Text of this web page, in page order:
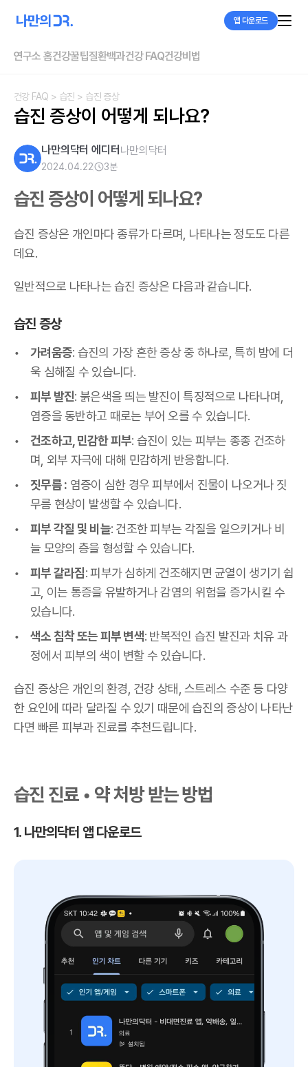
앱 다운로드
연구소 홈건강꿀팁질환백과건강 FAQ건강비법
건강 FAQ > 습진 > 습진 증상
습진 증상이 어떻게 되나요?
나만의닥터 에디터 나만의닥터
2024.04.22 3분
습진 증상이 어떻게 되나요?
습진 증상은 개인마다 종류가 다르며, 나타나는 정도도 다른
데요.
일반적으로 나타나는 습진 증상은 다음과 같습니다.
습진 증상
가려움증: 습진의 가장 흔한 증상 중 하나로, 특히 밤에 더
욱 심해질 수 있습니다.
피부 발진: 붉은색을 띄는 발진이 특징적으로 나타나며,
염증을 동반하고 때로는 부어 오를 수 있습니다.
건조하고, 민감한 피부: 습진이 있는 피부는 종종 건조하
며, 외부 자극에 대해 민감하게 반응합니다.
짓무름 : 염증이 심한 경우 피부에서 진물이 나오거나 짓
무름 현상이 발생할 수 있습니다.
피부 각질 및 비늘: 건조한 피부는 각질을 일으키거나 비
늘 모양의 층을 형성할 수 있습니다.
피부 갈라짐: 피부가 심하게 건조해지면 균열이 생기기 쉽
고, 이는 통증을 유발하거나 감염의 위험을 증가시킬 수
있습니다.
색소 침착 또는 피부 변색: 반복적인 습진 발진과 치유 과
정에서 피부의 색이 변할 수 있습니다.
습진 증상은 개인의 환경, 건강 상태, 스트레스 수준 등 다양
한 요인에 따라 달라질 수 있기 때문에 습진의 증상이 나타난
다면 빠른 피부과 진료를 추천드립니다.
습진 진료 • 약 처방 받는 방법
1. 나만의닥터 앱 다운로드